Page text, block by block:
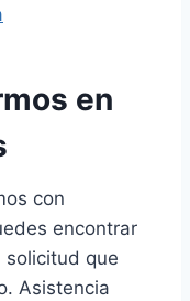
en
con
encontrar
solicitud que
Asistencia